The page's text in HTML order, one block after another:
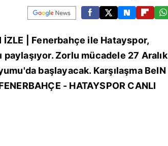
İZLE | Fenerbahçe ile Hatayspor,
paylaşıyor. Zorlu mücadele 27 Aralık
başlayacak. Karşılaşma BeIN
- HATAYSPOR CANLI